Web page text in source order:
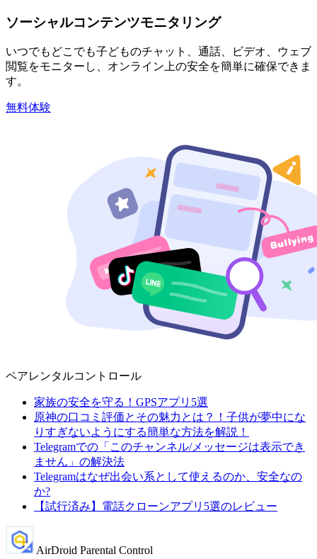
ソーシャルコンテンツモニタリング
いつでもどこでも子どものチャット、通話、ビデオ、ウェブ
閲覧をモニターし、オンライン上の安全を簡単に確保できま
す。
無料体験
ペアレンタルコントロール
家族の安全を守る！GPSアプリ5選
原神の口コミ評価とその魅力とは？！子供が夢中にな
りすぎないようにする簡単な方法を解説！
Telegramでの「このチャンネル/メッセージは表示でき
ません」の解決法
Telegramはなぜ出会い系として使えるのか、安全なの
か?
【試行済み】電話クローンアプリ5選のレビュー
AirDroid Parental Control